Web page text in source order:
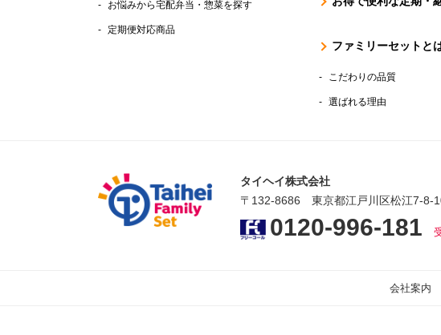
お悩みから宅配弁当・惣菜を探す
定期便対応商品
ファミリーセットと
こだわりの品質
選ばれる理由
タイヘイ株式会社
〒132-8686 東京都江戸川区松江7-8-
0120-996-181
会社案内